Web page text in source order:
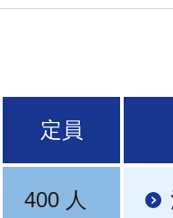
定員
400 人